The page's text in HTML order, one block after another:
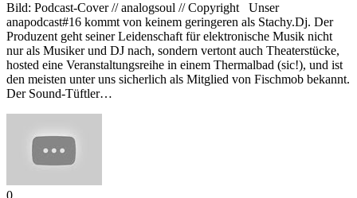
Bild: Podcast-Cover // analogsoul // Copyright Unser
anapodcast#16 kommt von keinem geringeren als Stachy.Dj. Der
Produzent geht seiner Leidenschaft für elektronische Musik nicht
nur als Musiker und DJ nach, sondern vertont auch Theaterstücke,
hosted eine Veranstaltungsreihe in einem Thermalbad (sic!), und ist
den meisten unter uns sicherlich als Mitglied von Fischmob bekannt.
Der Sound-Tüftler…